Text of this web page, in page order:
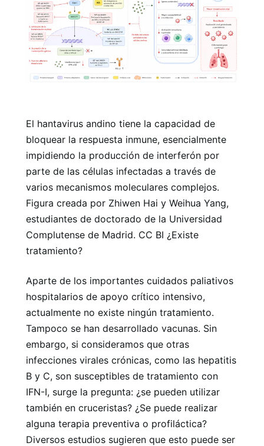
El hantavirus andino tiene la capacidad de
bloquear la respuesta inmune, esencialmente
impidiendo la producción de interferón por
parte de las células infectadas a través de
varios mecanismos moleculares complejos.
Figura creada por Zhiwen Hai y Weihua Yang,
estudiantes de doctorado de la Universidad
Complutense de Madrid. CC BI ¿Existe
tratamiento?
Aparte de los importantes cuidados paliativos
hospitalarios de apoyo crítico intensivo,
actualmente no existe ningún tratamiento.
Tampoco se han desarrollado vacunas. Sin
embargo, si consideramos que otras
infecciones virales crónicas, como las hepatitis
B y C, son susceptibles de tratamiento con
IFN-I, surge la pregunta: ¿se pueden utilizar
también en cruceristas? ¿Se puede realizar
alguna terapia preventiva o profiláctica?
Diversos estudios sugieren que esto puede ser